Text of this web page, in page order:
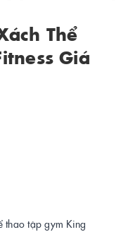
Thể
Giá
thao tập gym King